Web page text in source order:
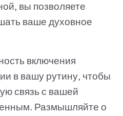
вы позволяете
ваше духовное
включения
в вашу рутину, чтобы
связь с вашей
Размышляйте о